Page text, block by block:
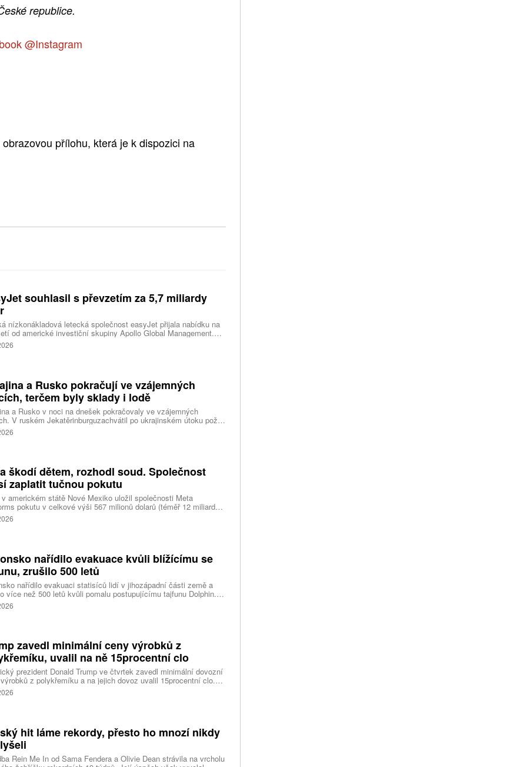
republice.
@Instagram
přílohu, která je k dispozici na
souhlasil s převzetím za 5,7 miliardy
nízkonákladová letecká společnost easyJet přijala nabídku na
od americké investiční skupiny Apollo Global Management.
oceňuje aerolinku na 5,7 miliardy liber, tedy přibližně 162
korun.
a Rusko pokračují ve vzájemných
terčem byly sklady i lodě
a Rusko v noci na dnešek pokračovaly ve vzájemných
V ruském Jekatěrinburguzachvátil po ukrajinském útoku požár
centrum ruského internetového prodejce Wildberries.
o tom informovala bez podrobností na síti Telegram.
škodí dětem, rozhodl soud. Společnost
zaplatit tučnou pokutu
americkém státě Nové Mexiko uložil společnosti Meta
pokutu v celkové výši 567 milionů dolarů (téměř 12 miliard
za újmu, kterou její platformy Facebook a Instagram působí
lidem. Firma musí změnit způsob ověřování věku.
nařídilo evakuace kvůli blížícímu se
zrušilo 500 letů
nařídilo evakuaci statisíců lidí v jihozápadní části země a
více než 500 letů kvůli pomalu postupujícímu tajfunu Dolphin.
meteorologů přinese tajfun do oblasti silný vítr, prudký déšť a
vlny, píše agentura Reuters. Dolphin je tajfunem první, tedy
meteorologická agentura (JMA).
zavedl minimální ceny výrobků z
uvalil na ně 15procentní clo
prezident Donald Trump ve čtvrtek zavedl minimální dovozní
z polykřemíku a na jejich dovoz uvalil 15procentní clo.
se používá při výrobě polovodičů a je hlavní složkou
panelů, jeho největším světovým producentem je Čína.
Reuters.
hit láme rekordy, přesto ho mnozí nikdy
Rein Me In od Sama Fendera a Olivie Dean strávila na vrcholu